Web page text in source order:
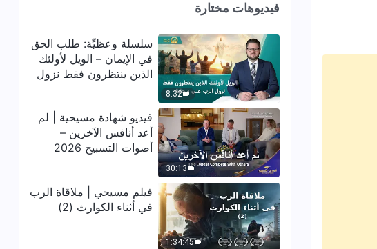
41:28
36:41
فيديو شهادة مسيحية | تعلُّم الخضوع
من خلال واجبي (دبلجة عربية)
37:32
فيديو شهادة مسيحية | قائد الكنيسة
ليس ضابطًا (دبلجة عربية)
27:55
فيديو شهادة مسيحية | تأملات في
طلب الاسم والربح (دبلجة عربية)
فيديوهات مختارة
8:32
سلسلة وعظيِّة: طلب الحق
في الإيمان – الويل لأولئك
الذين ينتظرون فقط نزول
30:13
فيديو شهادة مسيحية | لم
أعد أنافس الآخرين –
أصوات التسبيح 2026
1:34:45
فيلم مسيحي | ملاقاة الرب
في أثناء الكوارث (2)